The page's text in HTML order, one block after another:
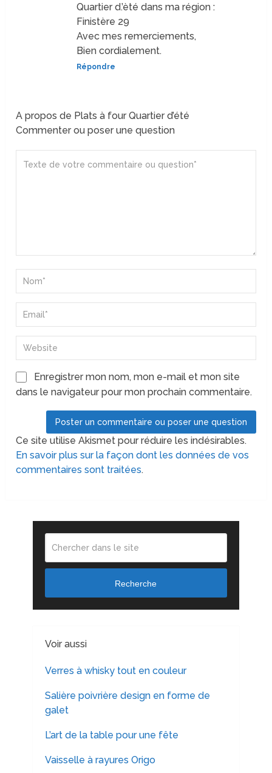
Quartier d.’èté dans ma région :
Finistère 29
Avec mes remerciements,
Bien cordialement.
Répondre
A propos de Plats à four Quartier d’été
Commenter ou poser une question
Enregistrer mon nom, mon e-mail et mon site
dans le navigateur pour mon prochain commentaire.
Ce site utilise Akismet pour réduire les indésirables.
En savoir plus sur la façon dont les données de vos
commentaires sont traitées.
Recherche
Voir aussi
Verres à whisky tout en couleur
Salière poivrière design en forme de
galet
L’art de la table pour une fête
Vaisselle à rayures Origo